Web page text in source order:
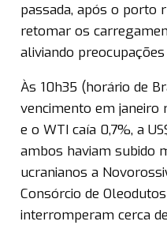
passada, após o porto
retomar os
aliviando
Às 10h35 (horário de
vencimento em janeiro
e o WTI caía 0,7%, a
ambos haviam subido
ucranianos a
Consórcio de
interromperam cerca